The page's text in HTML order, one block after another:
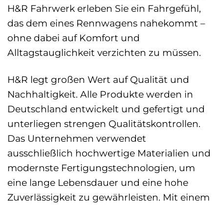
H&R Fahrwerk erleben Sie ein Fahrgefühl,
das dem eines Rennwagens nahekommt –
ohne dabei auf Komfort und
Alltagstauglichkeit verzichten zu müssen.
H&R legt großen Wert auf Qualität und
Nachhaltigkeit. Alle Produkte werden in
Deutschland entwickelt und gefertigt und
unterliegen strengen Qualitätskontrollen.
Das Unternehmen verwendet
ausschließlich hochwertige Materialien und
modernste Fertigungstechnologien, um
eine lange Lebensdauer und eine hohe
Zuverlässigkeit zu gewährleisten. Mit einem